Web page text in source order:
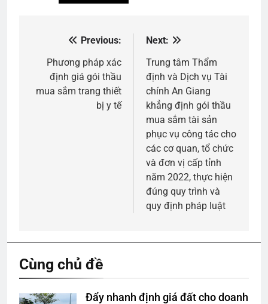
hướng
bài
Previous:
Phương pháp xác
định giá gói thầu
mua sắm trang thiết
bị y tế
Next:
Trung tâm Thẩm
định và Dịch vụ Tài
chính An Giang
khẳng định gói thầu
mua sắm tài sản
phục vụ công tác cho
các cơ quan, tổ chức
và đơn vị cấp tỉnh
năm 2022, thực hiện
đúng quy trình và
quy định pháp luật
Cùng chủ đề
Đẩy nhanh định giá đất cho doanh